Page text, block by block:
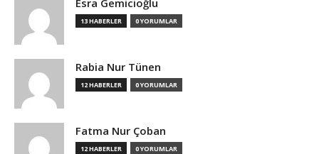
13 HABERLER 0 YORUMLAR
Rabia Nur Tünen
12 HABERLER 0 YORUMLAR
Fatma Nur Çoban
12 HABERLER 0 YORUMLAR